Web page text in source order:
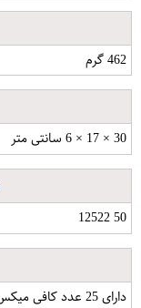
462 گرم
30 × 17 × 6 سانتی متر
50 12522
دارای 25 عدد کافی میکس